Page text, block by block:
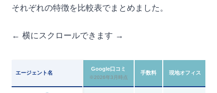
それぞれの特徴を比較表でまとめました。
← 横にスクロールできます →
エージェント名
Google口コミ
※2026年3月時点
手数料 現地オフィス